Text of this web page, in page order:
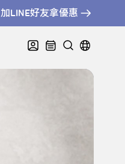
加LINE好友拿優惠